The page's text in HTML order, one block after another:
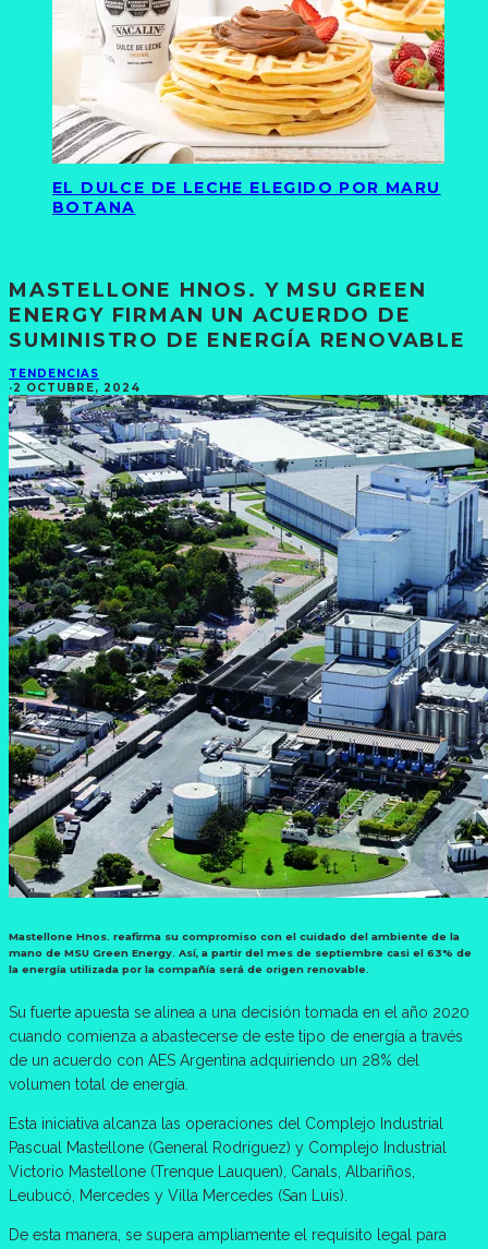
EL DULCE DE LECHE ELEGIDO POR MARU
BOTANA
MASTELLONE HNOS. Y MSU GREEN
ENERGY FIRMAN UN ACUERDO DE
SUMINISTRO DE ENERGÍA RENOVABLE
TENDENCIAS
·2 OCTUBRE, 2024
Mastellone Hnos. reafirma su compromiso con el cuidado del ambiente de la
mano de MSU Green Energy. Así, a partir del mes de septiembre casi el 63% de
la energía utilizada por la compañía será de origen renovable.
Su fuerte apuesta se alinea a una decisión tomada en el año 2020
cuando comienza a abastecerse de este tipo de energía a través
de un acuerdo con AES Argentina adquiriendo un 28% del
volumen total de energía.
Esta iniciativa alcanza las operaciones del Complejo Industrial
Pascual Mastellone (General Rodríguez) y Complejo Industrial
Victorio Mastellone (Trenque Lauquen), Canals, Albariños,
Leubucó, Mercedes y Villa Mercedes (San Luis).
De esta manera, se supera ampliamente el requisito legal para